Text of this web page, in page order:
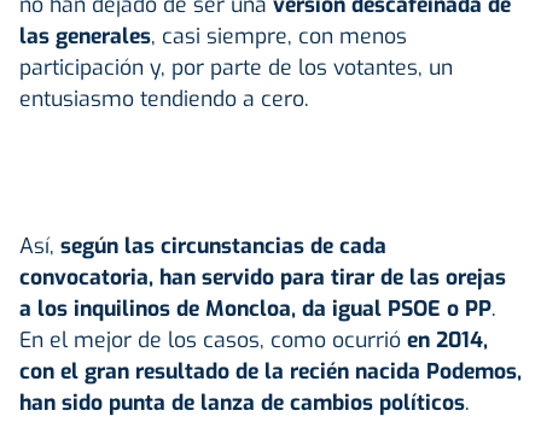
las generales, casi siempre, con menos
participación y, por parte de los votantes, un
entusiasmo tendiendo a cero.
Así, según las circunstancias de cada
convocatoria, han servido para tirar de las orejas
a los inquilinos de Moncloa, da igual PSOE o PP.
En el mejor de los casos, como ocurrió en 2014,
con el gran resultado de la recién nacida Podemos,
han sido punta de lanza de cambios políticos.